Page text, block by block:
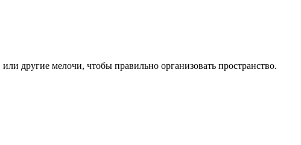
другие мелочи, чтобы правильно организовать пространство.